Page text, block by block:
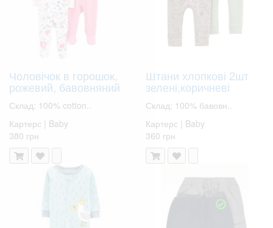
Чоловічок в горошок,
рожевий, бавовняний
Склад: 100% cotton..
Картерс | Baby
380 грн
Штани хлопкові 2шт
зелені,коричневі
Склад: 100% бавовн..
Картерс | Baby
360 грн